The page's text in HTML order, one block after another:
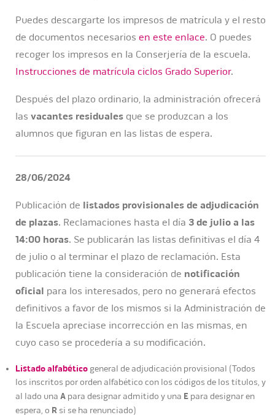
Puedes descargarte los impresos de matrícula y el resto
de documentos necesarios en este enlace. O puedes
recoger los impresos en la Conserjería de la escuela.
Instrucciones de matrícula ciclos Grado Superior.
Después del plazo ordinario, la administración ofrecerá
las vacantes residuales que se produzcan a los
alumnos que figuran en las listas de espera.
28/06/2024
Publicación de listados provisionales de adjudicación
de plazas. Reclamaciones hasta el día 3 de julio a las
14:00 horas. Se publicarán las listas definitivas el día 4
de julio o al terminar el plazo de reclamación. Esta
publicación tiene la consideración de notificación
oficial para los interesados, pero no generará efectos
definitivos a favor de los mismos si la Administración de
la Escuela apreciase incorrección en las mismas, en
cuyo caso se procedería a su modificación.
Listado alfabético general de adjudicación provisional (Todos
los inscritos por orden alfabético con los códigos de los títulos, y
al lado una A para designar admitido y una E para designar en
espera, o R si se ha renunciado)